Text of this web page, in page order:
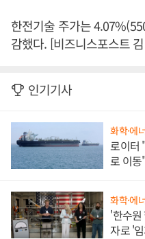
한전기술 주가는
감했다. [비즈니스포스트
인기기사
화학·에
로이터
로 이
화학·에
'한수원
자로 '